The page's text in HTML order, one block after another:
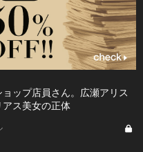
ップ店員さん。広瀬アリス
ス美女の正体